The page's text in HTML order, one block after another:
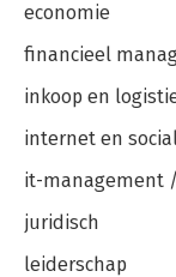
economie
financieel
inkoop en
internet en
it-management
juridisch
leiderschap